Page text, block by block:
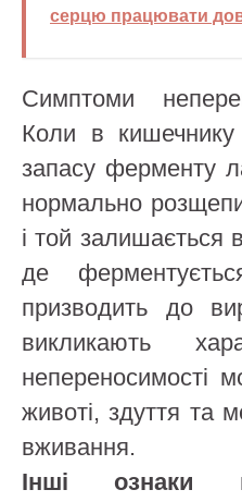
серцю працювати
Симптоми
Коли в кишечнику
запасу ферменту
нормально
і той залишається
де
призводить до
викликають
непереносимості
животі, здуття та
вживання.
Інші ознаки